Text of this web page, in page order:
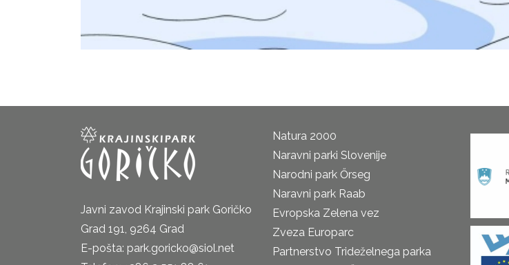
Javni zavod Krajinski park Goričko
Grad 191, 9264 Grad
E-pošta: park.goricko@siol.net
Natura 2000
Naravni parki Slovenije
Narodni park Őrseg
Naravni park Raab
Evropska Zelena vez
Zveza Europarc
Partnerstvo Trideželnega parka